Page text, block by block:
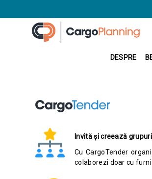
DESPRE
Invită și creează
Cu CargoTender
colaborezi doar cu